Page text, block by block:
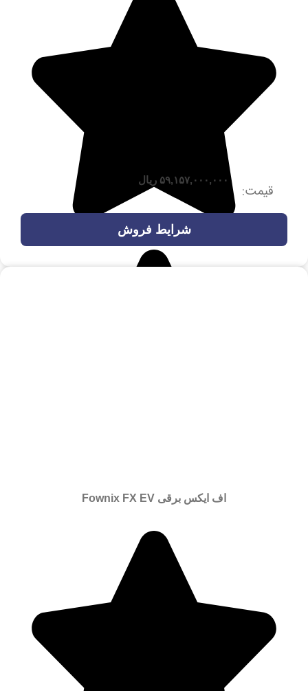
قیمت:
۵۹,۱۵۷,۰۰۰,۰۰۰ ریال
شرایط فروش
اف ایکس برقی Fownix FX EV